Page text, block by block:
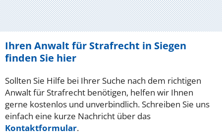
Ihren Anwalt für Strafrecht in Siegen
finden Sie hier
Sollten Sie Hilfe bei Ihrer Suche nach dem richtigen
Anwalt für Strafrecht benötigen, helfen wir Ihnen
gerne kostenlos und unverbindlich. Schreiben Sie uns
einfach eine kurze Nachricht über das
Kontaktformular.